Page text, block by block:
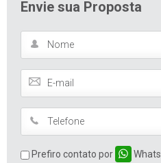
SIMULAR
Envie sua Proposta